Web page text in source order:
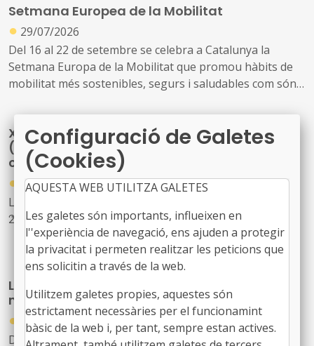
Setmana Europea de la Mobilitat
● 29/07/2026
Del 16 al 22 de setembre se celebra a Catalunya la
Setmana Europa de la Mobilitat que promou hàbits de
mobilitat més sostenibles, segurs i saludables com són
públic o amb vehicle elèctric, així com visualitzar els
canvis possibles en l’ús de l’espai públic, millorar la
qualitat de l’aire i la reducció de la contaminació
X Congrés Nacional dels Tècnics Municipals
(gestionar, transformar i mantenir la ciutat
construïda)
●
28/07/2026
Lloc: Cosmocaixa de Barcelona. Data: 22 d’octubre de
2026
Enguany, el congrés posarà el focus en els grans reptes
de la gestió urbana: la transformació de la ciutat
existent, les infraestructures municipals, l’aplicació
pràctica de la tecnologia i la IA en la gestió pública
LocalCiber: Congrés de ciberseguretat del
món local
●
23/07/2026
Data: 17 i 18 de setembre
Configuració de Galetes
(Cookies)
AQUESTA WEB UTILITZA GALETES
Les galetes són importants, influeixen en
l''experiència de navegació, ens ajuden a protegir
la privacitat i permeten realitzar les peticions que
ens solicitin a través de la web.
Utilitzem galetes propies, aquestes són
estrictament necessàries per el funcionamint
bàsic de la web i, per tant, sempre estan actives.